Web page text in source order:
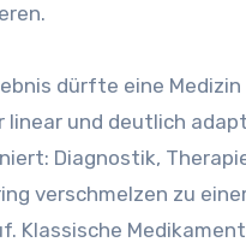
dürfte eine Medizin
linear und deutlich
Diagnostik,
verschmelzen zu
Klassische